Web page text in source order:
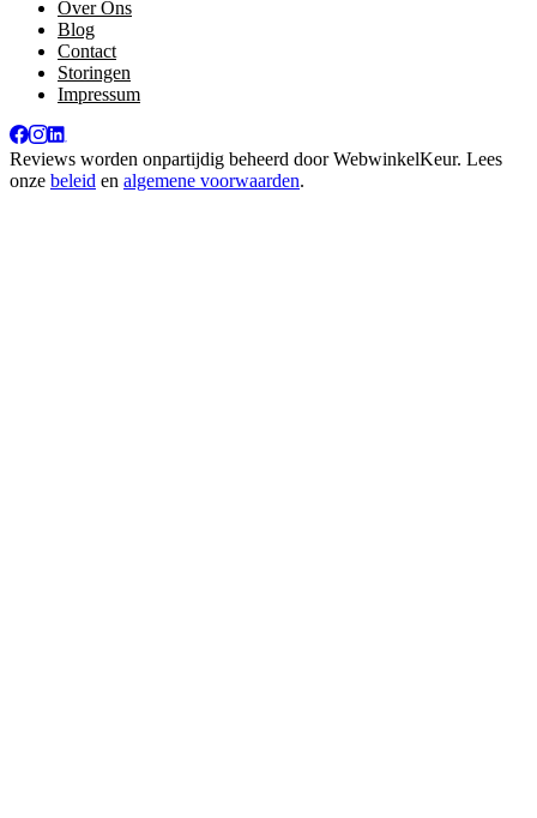
Over Ons
Blog
Contact
Storingen
Impressum
Reviews worden onpartijdig beheerd doorWebwinkelKeur. Lees
onze beleid en algemene voorwaarden.